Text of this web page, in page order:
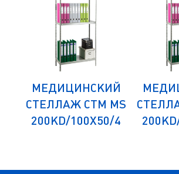
МЕДИЦИНСКИЙ
СТЕЛЛАЖ СТМ MS
200KD/100Х50/4